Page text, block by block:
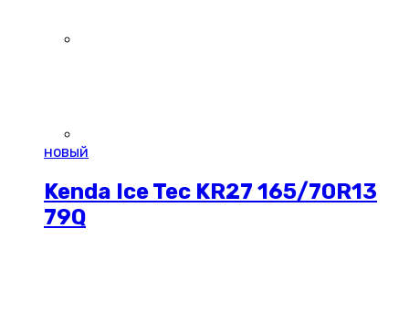
новый
Kenda Ice Tec KR27 165/70R13
79Q